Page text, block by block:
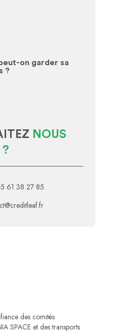
on garder sa
?
NOUS
?
61 38 27 85
des comités
SPACE et des transports